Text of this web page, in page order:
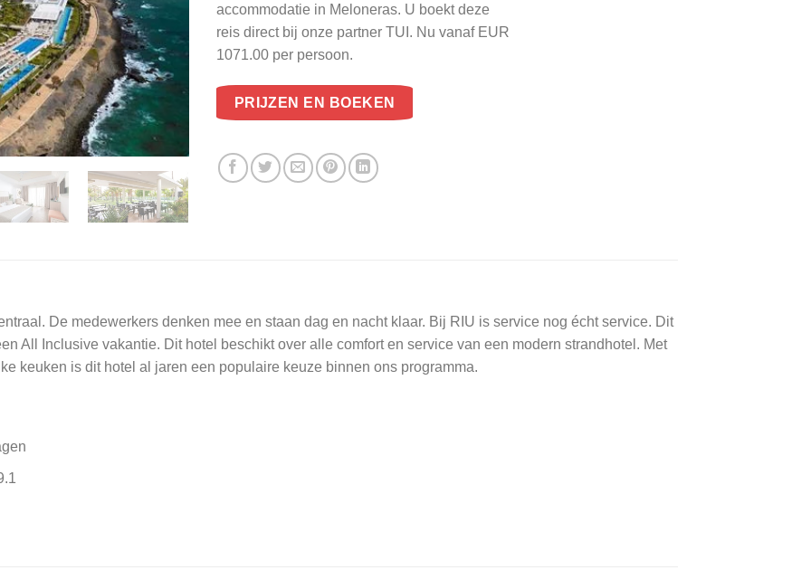
accommodatie in Meloneras. U boekt deze
reis direct bij onze partner TUI. Nu vanaf EUR
1071.00 per persoon.
PRIJZEN EN BOEKEN
De medewerkers denken mee en staan dag en nacht klaar. Bij RIU is service nog écht service. Dit
All Inclusive vakantie. Dit hotel beschikt over alle comfort en service van een modern strandhotel. Met
keuken is dit hotel al jaren een populaire keuze binnen ons programma.